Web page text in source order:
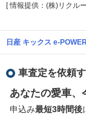
[ 情報提供：(株)リクル
日産 キックス e-
車査定を依頼
あなたの愛車、
申込み最短3時間後